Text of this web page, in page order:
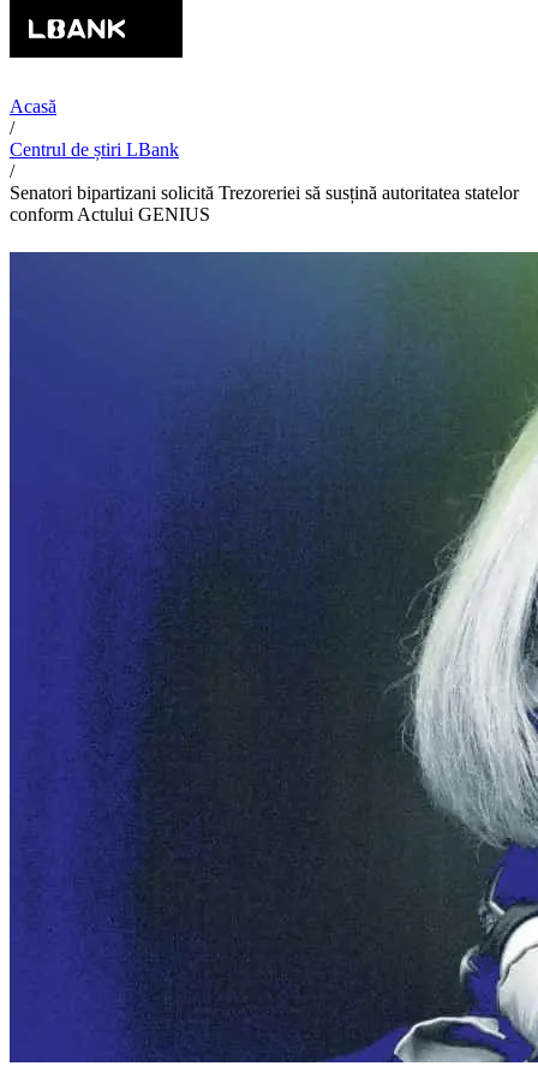
Acasă
/
Centrul de știri LBank
/
Senatori bipartizani solicită Trezoreriei să susțină autoritatea statelor
conform Actului GENIUS